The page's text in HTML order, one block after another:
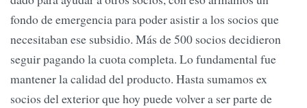
fondo de emergencia para poder asistir a los socios que
necesitaban ese subsidio. Más de 500 socios decidieron
seguir pagando la cuota completa. Lo fundamental fue
mantener la calidad del producto. Hasta sumamos ex
socios del exterior que hoy puede volver a ser parte de